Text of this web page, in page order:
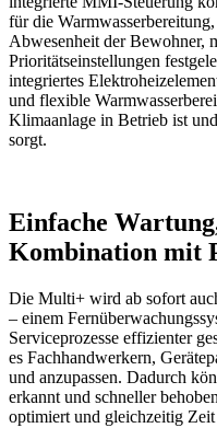
für die
Abwesenheit der Bewohner,
Prioritätseinstellungen
integriertes
und flexible
Klimaanlage in Betrieb ist
sorgt.
Einfache
Kombination mit
Die Multi+ wird ab sofort
– einem
Serviceprozesse effizienter
es Fachhandwerkern,
und anzupassen. Dadurch
erkannt und schneller
optimiert und gleichzeitig